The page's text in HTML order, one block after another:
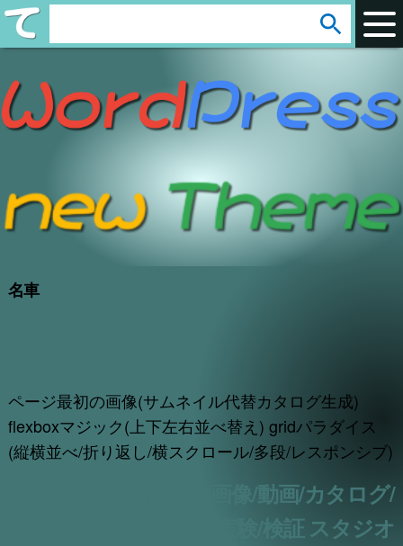
名車
ページ最初の画像(サムネイル代替カタログ生成)
flexboxマジック(上下左右並べ替え) gridパラダイス
(縦横並べ/折り返し/横スクロール/多段/レスポンシブ)
アフィリエイト/CSV/画像/動画/カタログ/
実験/検証 スタジオ
e
r
arrow_circle_down